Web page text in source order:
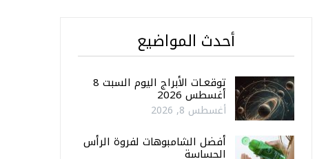
أحدث المواضيع
توقعـات الأبراج اليوم السبت 8
أغسطس 2026
أغسطس 8, 2026
أفضل الشامبوهات لفروة الرأس
الحساسة